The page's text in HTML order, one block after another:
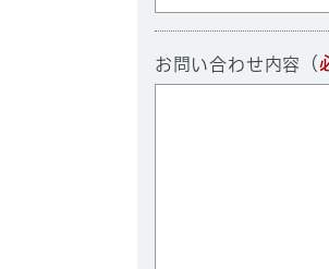
お問い合わせ内容 （